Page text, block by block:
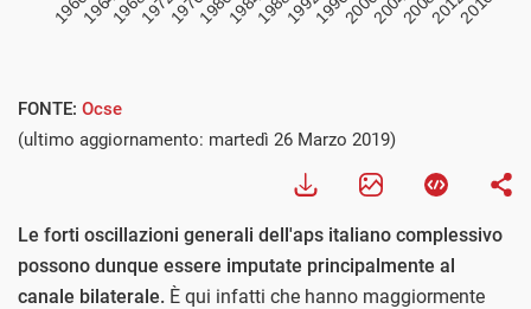
FONTE: Ocse
(ultimo aggiornamento: martedì 26 Marzo 2019)
Le forti oscillazioni generali dell'aps italiano complessivo
possono dunque essere imputate principalmente al
canale bilaterale. È qui infatti che hanno maggiormente